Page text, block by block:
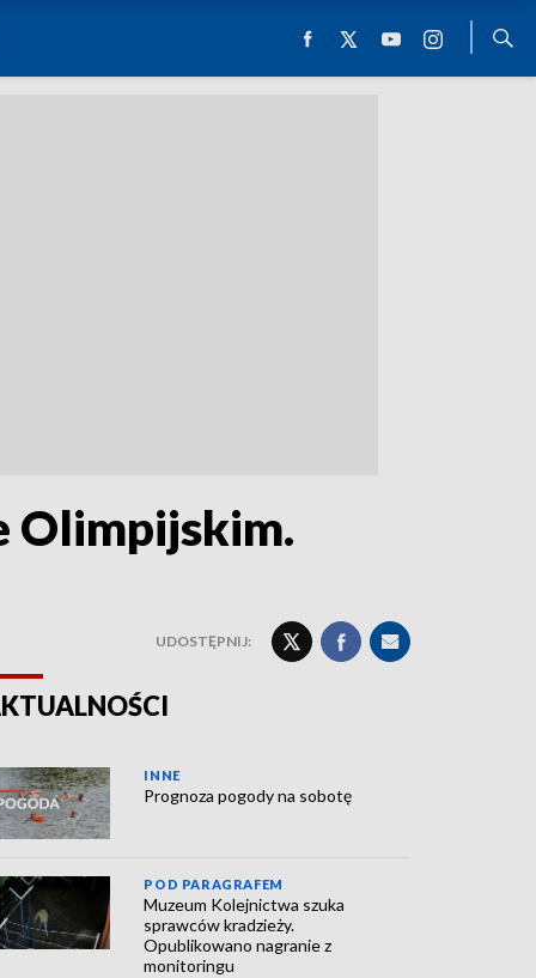
Olimpijskim.
UDOSTĘPNIJ:
INNE
Prognoza pogody na sobotę
POD PARAGRAFEM
Muzeum Kolejnictwa szuka
sprawców kradzieży.
Opublikowano nagranie z
monitoringu